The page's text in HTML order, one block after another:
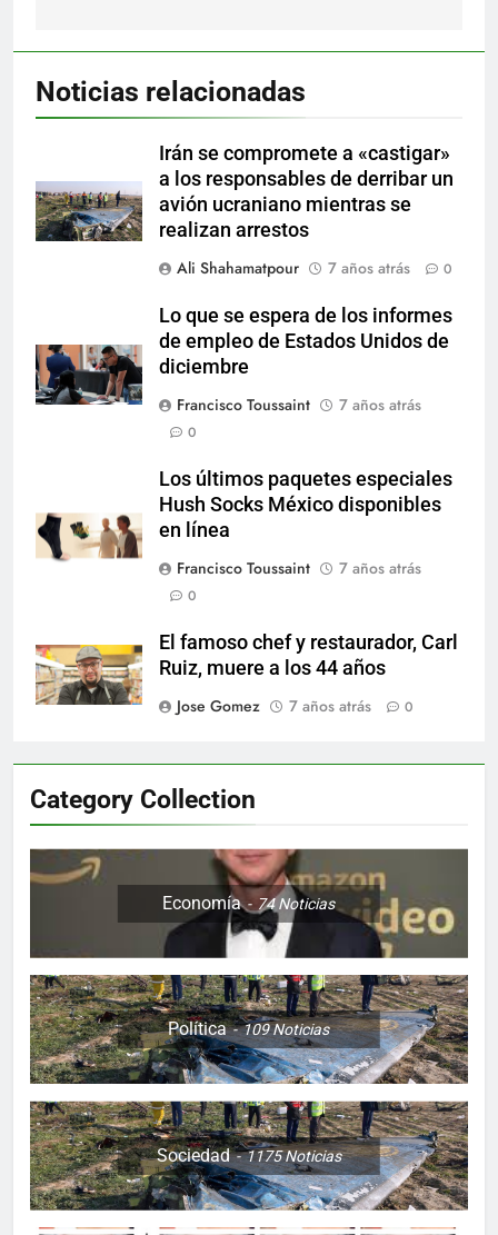
Noticias relacionadas
Irán se compromete a «castigar»
a los responsables de derribar un
avión ucraniano mientras se
realizan arrestos
Ali Shahamatpour
7 años atrás 0
Lo que se espera de los informes
de empleo de Estados Unidos de
diciembre
Francisco Toussaint
7 años atrás
0
Los últimos paquetes especiales
Hush Socks México disponibles
en línea
Francisco Toussaint
7 años atrás
0
El famoso chef y restaurador, Carl
Ruiz, muere a los 44 años
Jose Gomez
7 años atrás 0
Category Collection
Economía 74Noticias
Política 109Noticias
Sociedad 1175Noticias